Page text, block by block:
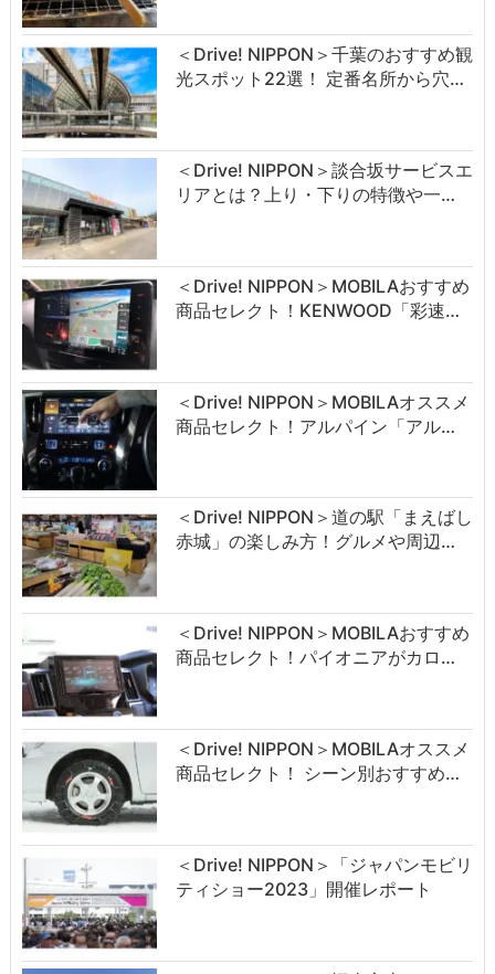
＜Drive! NIPPON＞千葉のおすすめ観
光スポット22選！ 定番名所から穴…
＜Drive! NIPPON＞談合坂サービスエ
リアとは？上り・下りの特徴や一…
＜Drive! NIPPON＞MOBILAおすすめ
商品セレクト！KENWOOD「彩速…
＜Drive! NIPPON＞MOBILAオススメ
商品セレクト！アルパイン「アル…
＜Drive! NIPPON＞道の駅「まえばし
赤城」の楽しみ方！グルメや周辺…
＜Drive! NIPPON＞MOBILAおすすめ
商品セレクト！パイオニアがカロ…
＜Drive! NIPPON＞MOBILAオススメ
商品セレクト！ シーン別おすすめ…
＜Drive! NIPPON＞「ジャパンモビリ
ティショー2023」開催レポート